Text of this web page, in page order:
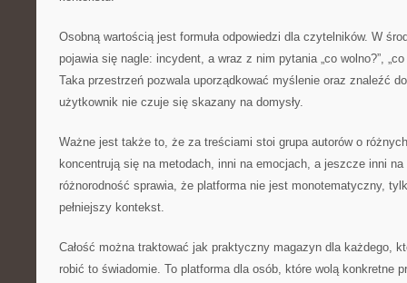
Osobną wartością jest formuła odpowiedzi dla czytelników. W
pojawia się nagle: incydent, a wraz z nim pytania „co wolno?”, „co
Taka przestrzeń pozwala uporządkować myślenie oraz znaleźć
użytkownik nie czuje się skazany na domysły.
Ważne jest także to, że za treściami stoi grupa autorów o
koncentrują się na metodach, inni na emocjach, a jeszcze inni
różnorodność sprawia, że platforma nie jest monotematyczny,
pełniejszy kontekst.
Całość można traktować jak praktyczny magazyn dla każdego,
robić to świadomie. To platforma dla osób, które wolą konkretne